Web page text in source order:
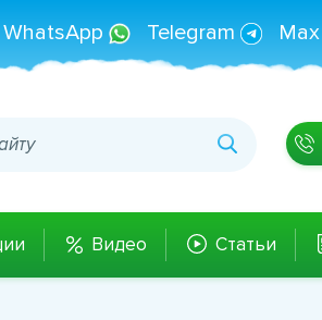
WhatsApp Telegram Max
Видео Статьи